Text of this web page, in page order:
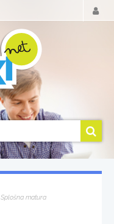
Splošna matura